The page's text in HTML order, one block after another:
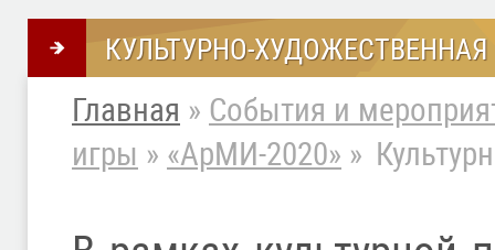
КУЛЬТУРНО-
Главная » События и
игры » «АрМИ-2020» »